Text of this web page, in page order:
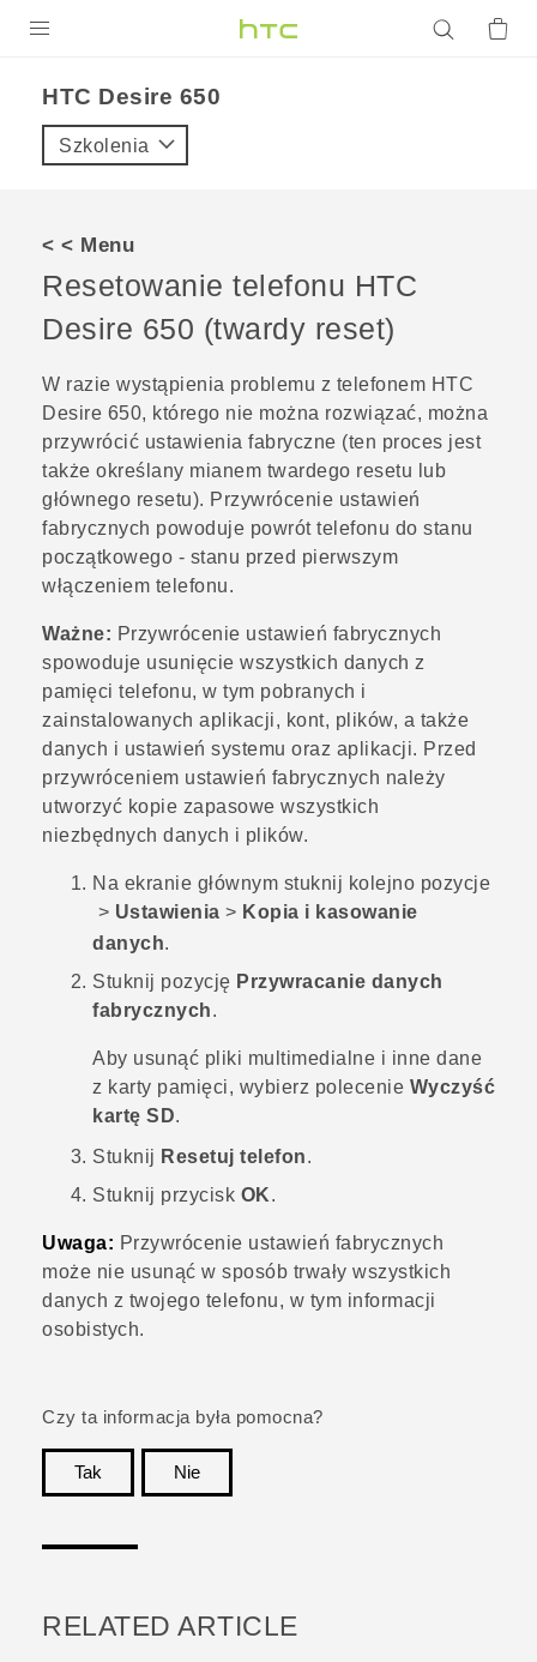
VIVE
VIVERSE
POMOC TECHNICZNA
Urządzenia i akcesoria HTC
Zaloguj się
HTC Desire 650‎
Szkolenia
< < Menu
Resetowanie telefonu HTC
Desire 650 (twardy reset)
W razie wystąpienia problemu z telefonem HTC
Desire 650, którego nie można rozwiązać, można
przywrócić ustawienia fabryczne (ten proces jest
także określany mianem twardego resetu lub
głównego resetu). Przywrócenie ustawień
fabrycznych powoduje powrót telefonu do stanu
początkowego - stanu przed pierwszym
włączeniem telefonu.
Ważne: Przywrócenie ustawień fabrycznych
spowoduje usunięcie wszystkich danych z
pamięci telefonu, w tym pobranych i
zainstalowanych aplikacji, kont, plików, a także
danych i ustawień systemu oraz aplikacji. Przed
przywróceniem ustawień fabrycznych należy
utworzyć kopie zapasowe wszystkich
niezbędnych danych i plików.
Na ekranie głównym stuknij kolejno pozycje
> Ustawienia > Kopia i kasowanie
danych.
Stuknij pozycję Przywracanie danych
fabrycznych.
Aby usunąć pliki multimedialne i inne dane
z karty pamięci, wybierz polecenie Wyczyść
kartę SD.
Stuknij Resetuj telefon.
Stuknij przycisk OK.
Uwaga: Przywrócenie ustawień fabrycznych
może nie usunąć w sposób trwały wszystkich
danych z twojego telefonu, w tym informacji
osobistych.
Czy ta informacja była pomocna?
Tak
Nie
RELATED ARTICLE